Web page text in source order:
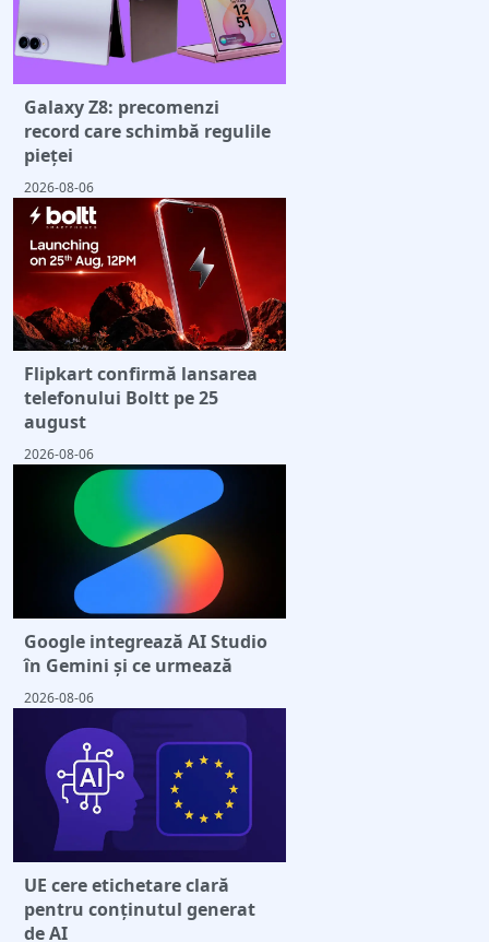
Galaxy Z8: precomenzi
record care schimbă regulile
pieței
2026-08-06
Flipkart confirmă lansarea
telefonului Boltt pe 25
august
2026-08-06
Google integrează AI Studio
în Gemini și ce urmează
2026-08-06
UE cere etichetare clară
pentru conținutul generat
de AI